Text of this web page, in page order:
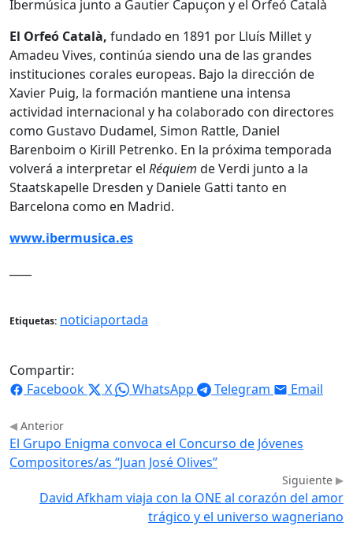
El Orfeó Català, fundado en 1891 por Lluís Millet y
Amadeu Vives, continúa siendo una de las grandes
instituciones corales europeas. Bajo la dirección de
Xavier Puig, la formación mantiene una intensa
actividad internacional y ha colaborado con directores
como Gustavo Dudamel, Simon Rattle, Daniel
Barenboim o Kirill Petrenko. En la próxima temporada
volverá a interpretar el Réquiem de Verdi junto a la
Staatskapelle Dresden y Daniele Gatti tanto en
Barcelona como en Madrid.
www.ibermusica.es
Etiquetas: noticiaportada
Compartir:
Facebook
X WhatsApp Telegram Email
Anterior
El Grupo Enigma convoca el Concurso de Jóvenes
Compositores/as “Juan José Olives”
Siguiente
David Afkham viaja con la ONE al corazón del amor
trágico y el universo wagneriano